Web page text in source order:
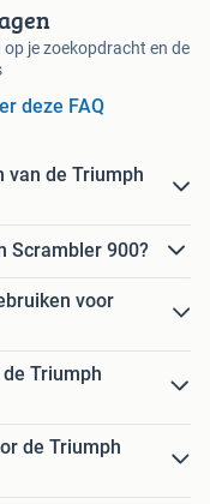
je zoekopdracht en de
deze FAQ
van de Triumph
Scrambler 900?
voor
Triumph
de Triumph